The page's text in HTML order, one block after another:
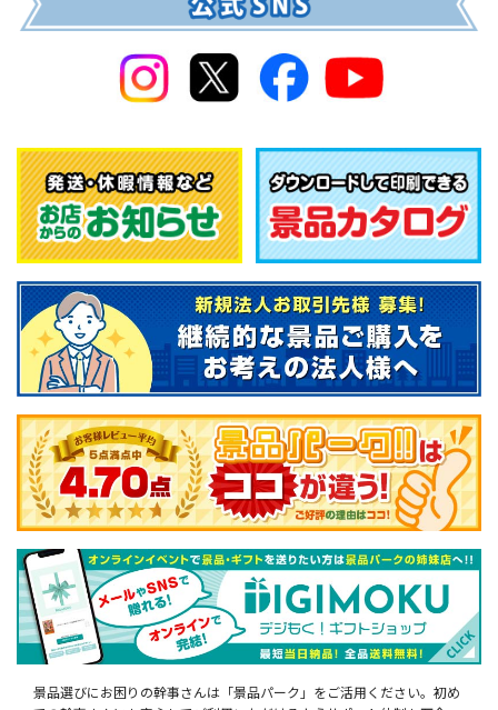
景品選びにお困りの幹事さんは「景品パーク」をご活用ください。初め